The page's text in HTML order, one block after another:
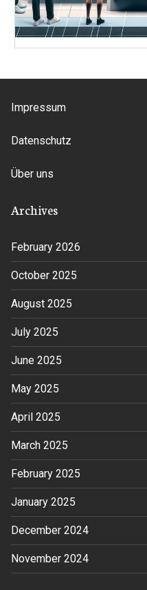
Impressum
Datenschutz
Über uns
Archives
February 2026
October 2025
August 2025
July 2025
June 2025
May 2025
April 2025
March 2025
February 2025
January 2025
December 2024
November 2024